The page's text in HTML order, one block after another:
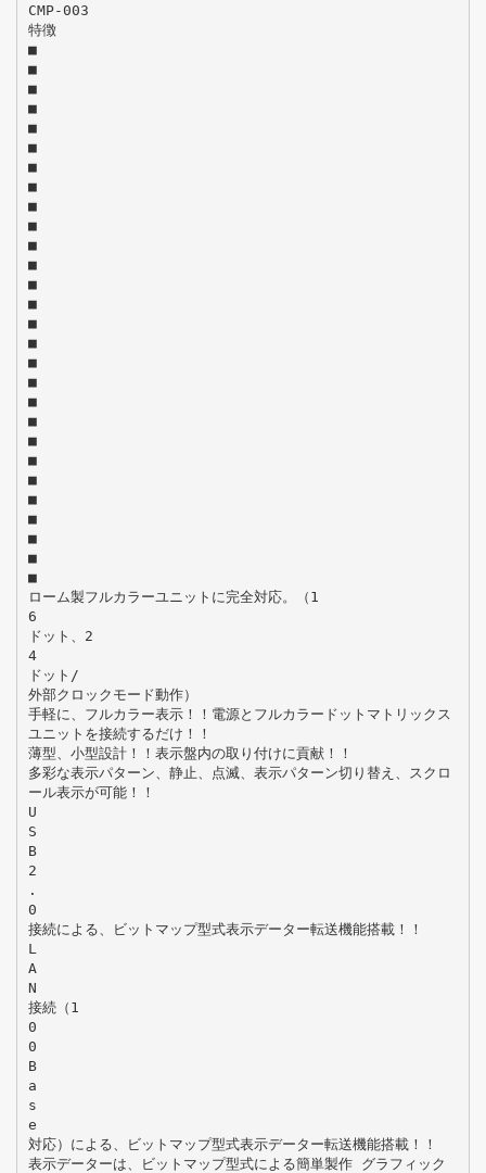
CMP-003
特徴
■
■
■
■
■
■
■
■
■
■
■
■
■
■
■
■
■
■
■
■
■
■
■
■
■
■
■
■
ローム製フルカラーユニットに完全対応。（1
6
ドット、2
4
ドット/
外部クロックモード動作）
手軽に、フルカラー表示！！電源とフルカラードットマトリックス
ユニットを接続するだけ！！
薄型、小型設計！！表示盤内の取り付けに貢献！！
多彩な表示パターン、静止、点滅、表示パターン切り替え、スクロ
ール表示が可能！！
U
S
B
2
.
0
接続による、ビットマップ型式表示データー転送機能搭載！！
L
A
N
接続（1
0
0
B
a
s
e
対応）による、ビットマップ型式表示データー転送機能搭載！！
表示データーは、ビットマップ型式による簡単製作 グラフィック